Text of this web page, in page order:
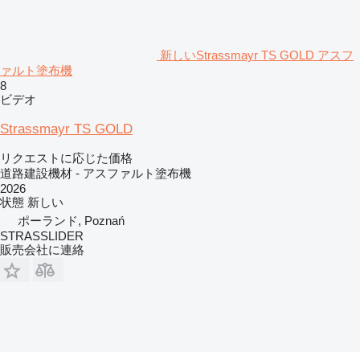
新しいStrassmayr TS GOLD アスフ
ァルト塗布機
8
ビデオ
Strassmayr TS GOLD
リクエストに応じた価格
道路建設機材 - アスファルト塗布機
2026
状態 新しい
ポーランド, Poznań
STRASSLIDER
販売会社に連絡